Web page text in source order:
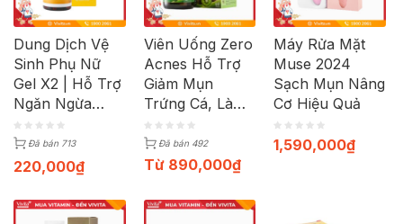
Dung Dịch Vệ
Sinh Phụ Nữ
Gel X2 | Hỗ Trợ
Ngăn Ngừa
Bệnh Phụ Khoa
| Chai 150ml
Đã bán 713
220,000₫
Viên Uống Zero
Acnes Hỗ Trợ
Giảm Mụn
Trứng Cá, Làm
Đẹp Da | Hộp
60 Viên
Đã bán 492
Từ 890,000₫
Máy Rửa Mặt
Muse 2024
Sạch Mụn Nâng
Cơ Hiệu Quả
1,590,000₫